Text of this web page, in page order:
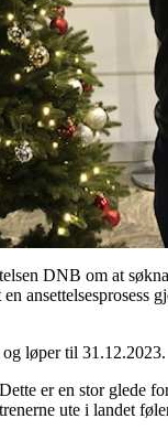
DNB om at
ansettelsesprosess
løper til 31.12.2023.
er en stor glede
ute i landet